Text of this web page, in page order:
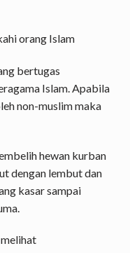
orang Islam
bertugas
Islam. Apabila
non-muslim maka
hewan kurban
dengan lembut dan
kasar sampai